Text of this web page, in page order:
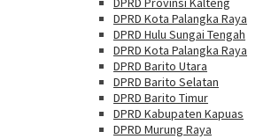
DPRD Kota Palangka Raya
DPRD Hulu Sungai Tengah
DPRD Kota Palangka Raya
DPRD Barito Utara
DPRD Barito Selatan
DPRD Barito Timur
DPRD Kabupaten Kapuas
DPRD Murung Raya